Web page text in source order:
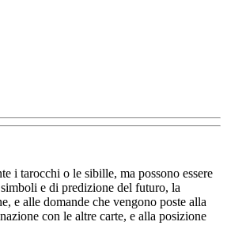
i tarocchi o le sibille, ma possono essere
e di predizione del futuro, la
e alle domande che vengono poste alla
con le altre carte, e alla posizione